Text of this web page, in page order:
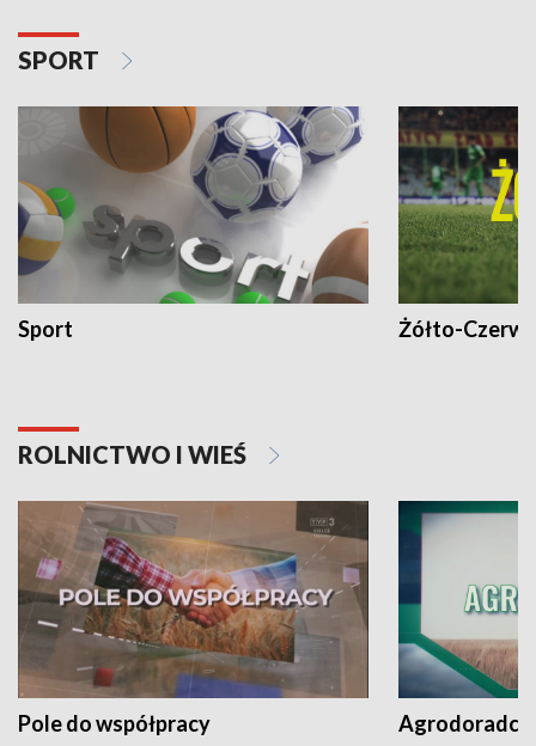
SPORT
Sport Żółto-
ROLNICTWO I WIEŚ
Pole do współpracy Agrodoradcy